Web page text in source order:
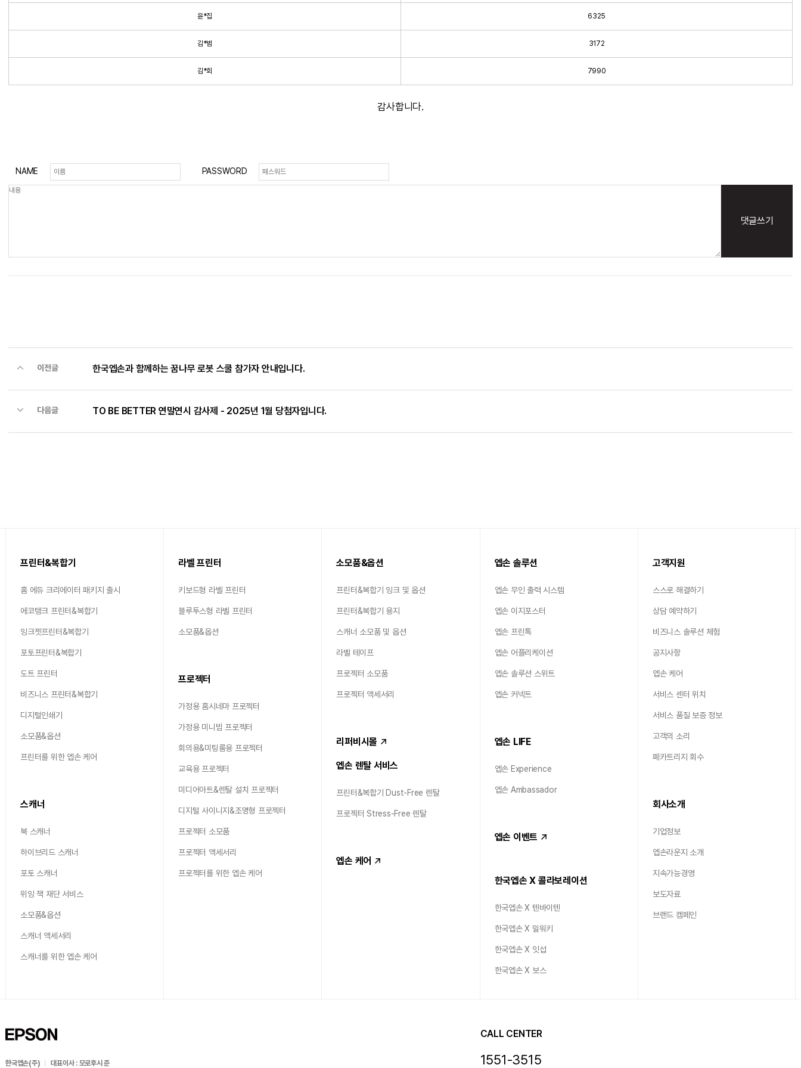
윤*집 6325
김*범 3172
김*회 7990
감사합니다.
NAME PASSWORD
댓글쓰기
이전글 한국엡손과 함께하는 꿈나무 로봇 스쿨 참가자 안내입니다.
다음글 TO BE BETTER 연말연시 감사제 - 2025년 1월 당첨자입니다.
프린터&복합기
홈 에듀 크리에이터 패키지 출시
에코탱크 프린터&복합기
잉크젯프린터&복합기
포토프린터&복합기
도트 프린터
비즈니스 프린터&복합기
디지털인쇄기
소모품&옵션
프린터를 위한 엡손 케어
스캐너
북 스캐너
하이브리드 스캐너
포토 스캐너
위잉 책 재단 서비스
소모품&옵션
스캐너 액세서리
스캐너를 위한 엡손 케어
라벨 프린터
키보드형 라벨 프린터
블루투스형 라벨 프린터
소모품&옵션
프로젝터
가정용 홈시네마 프로젝터
가정용 미니빔 프로젝터
회의용&미팅룸용 프로젝터
교육용 프로젝터
미디어아트&렌탈 설치 프로젝터
디지털 사이니지&조명형 프로젝터
프로젝터 소모품
프로젝터 액세서리
프로젝터를 위한 엡손 케어
소모품&옵션
프린터&복합기 잉크 및 옵션
프린터&복합기 용지
스캐너 소모품 및 옵션
라벨 테이프
프로젝터 소모품
프로젝터 액세서리
리퍼비시몰
엡손 렌탈 서비스
프린터&복합기 Dust-Free 렌탈
프로젝터 Stress-Free 렌탈
엡손 케어
엡손 솔루션
엡손 무인 출력 시스템
엡손 이지포스터
엡손 프린톡
엡손 어플리케이션
엡손 솔루션 스위트
엡손 커넥트
엡손 LIFE
엡손 Experience
엡손 Ambassador
엡손 이벤트
한국엡손 X 콜라보레이션
한국엡손 X 텐바이텐
한국엡손 X 밀워키
한국엡손 X 잇섭
한국엡손 X 보스
고객지원
스스로 해결하기
상담 예약하기
비즈니스 솔루션 체험
공지사항
엡손 케어
서비스 센터 위치
서비스 품질 보증 정보
고객의 소리
폐카트리지 회수
회사소개
기업정보
엡손라운지 소개
지속가능경영
보도자료
브랜드 캠페인
한국엡손(주) 대표이사 : 모로후시 준
CALL CENTER
1551-3515